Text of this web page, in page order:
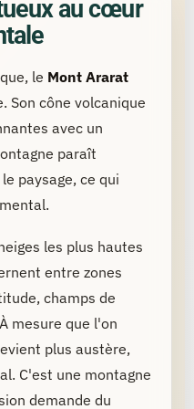
au cœur
le Mont Ararat
Son cône volcanique
avec un
paraît
paysage, ce qui
les plus hautes
entre zones
champs de
mesure que l'on
plus austère,
C'est une montagne
demande du